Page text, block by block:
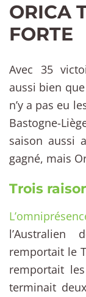
ORICA
FORTE
Avec 35
aussi bien
n’y a pas eu
Bastogne-
saison aussi
gagné, mais
Trois
l’Australien
remportait le
remportait
terminait